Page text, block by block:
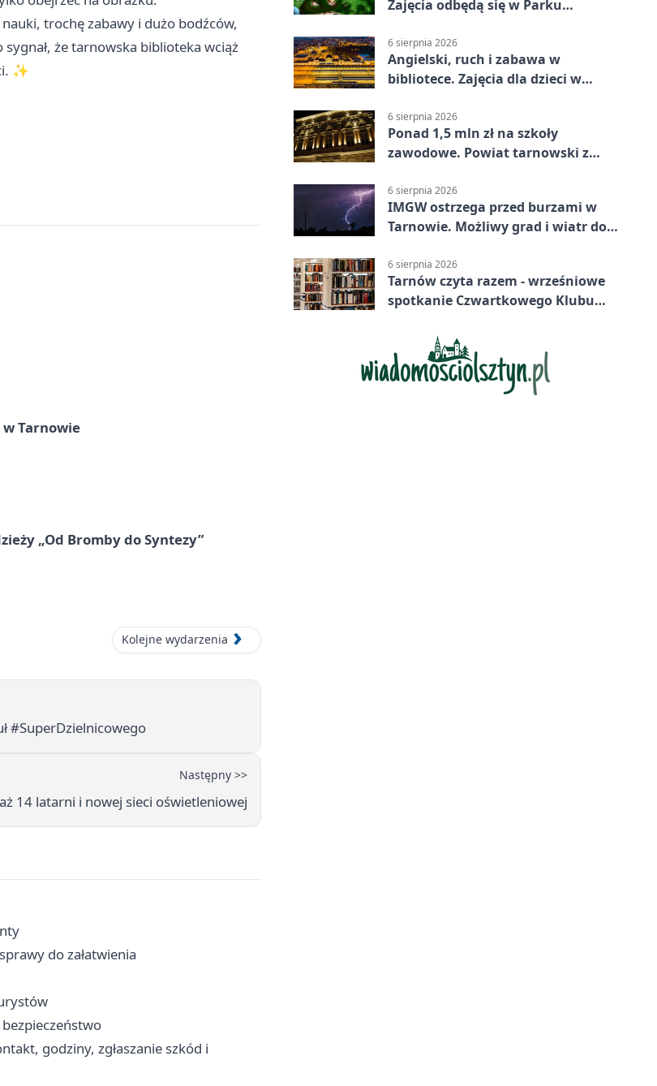
trochę zabawy i dużo bodźców,
że tarnowska biblioteka wciąż
✨
Tarnowie
„Od Bromby do Syntezy”
Kolejne wydarzenia
#SuperDzielnicowego
Następny >>
14 latarni i nowej sieci oświetleniowej
do załatwienia
godziny, zgłaszanie szkód i
Zajęcia odbędą się w Parku
6 sierpnia 2026
Angielski, ruch i zabawa w
bibliotece. Zajęcia dla dzieci w
6 sierpnia 2026
Ponad 1,5 mln zł na szkoły
zawodowe. Powiat tarnowski z
6 sierpnia 2026
IMGW ostrzega przed burzami w
Tarnowie. Możliwy grad i wiatr do
6 sierpnia 2026
Tarnów czyta razem - wrześniowe
spotkanie Czwartkowego Klubu